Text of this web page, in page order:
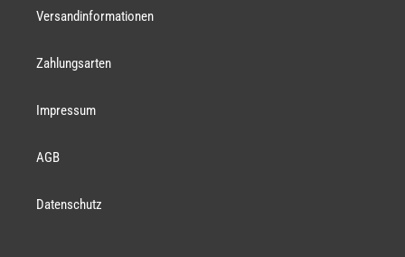
Versandinformationen
Zahlungsarten
Impressum
AGB
Datenschutz